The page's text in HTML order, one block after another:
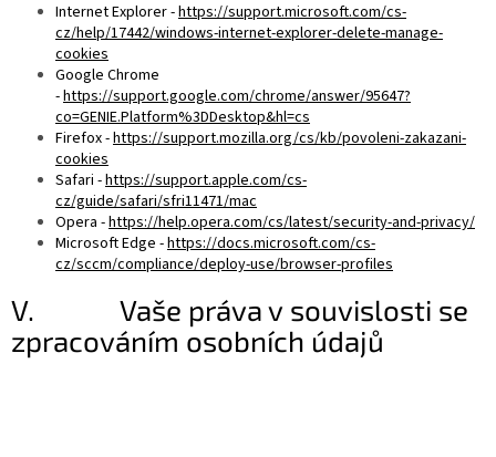
Internet Explorer -https://support.microsoft.com/cs-
cz/help/17442/windows-internet-explorer-delete-manage-
cookies
Google Chrome
-https://support.google.com/chrome/answer/95647?
co=GENIE.Platform%3DDesktop&hl=cs
Firefox -https://support.mozilla.org/cs/kb/povoleni-zakazani-
cookies
Safari -https://support.apple.com/cs-
cz/guide/safari/sfri11471/mac
Opera -https://help.opera.com/cs/latest/security-and-privacy/
Microsoft Edge -https://docs.microsoft.com/cs-
cz/sccm/compliance/deploy-use/browser-profiles
V. Vaše práva v souvislosti se
zpracováním osobních údajů